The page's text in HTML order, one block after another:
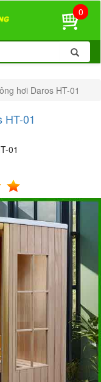
0
hơi Daros HT-01
HT-01
01